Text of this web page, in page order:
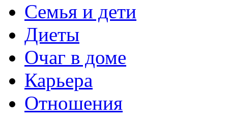
Семья и дети
Диеты
Очаг в доме
Карьера
Отношения